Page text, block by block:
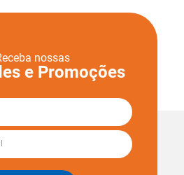
nossas
e Promoções